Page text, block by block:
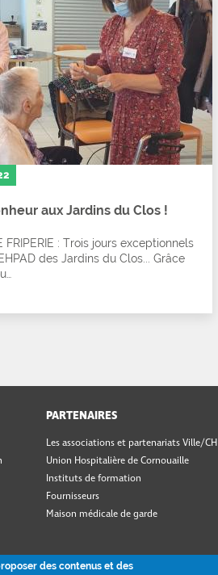
aux Jardins du Clos !
FRIPERIE : Trois jours exceptionnels
des Jardins du Clos... Grâce
PARTENAIRES
Les associations et partenariats Ville/CH
Union Hospitalière de Cornouaille
Instituts de formation
Fournisseurs
Maison médicale de garde
des contenus et des